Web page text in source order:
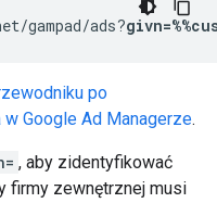
gampad/ads?
po
Google Ad Managerze.
, aby zidentyfikować
firmy zewnętrznej musi